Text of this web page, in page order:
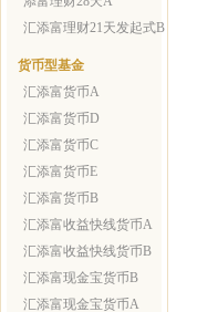
汇添富理财21天发起式B
货币型基金
汇添富货币A
汇添富货币D
汇添富货币C
汇添富货币E
汇添富货币B
汇添富收益快线货币A
汇添富收益快线货币B
汇添富现金宝货币B
汇添富现金宝货币A